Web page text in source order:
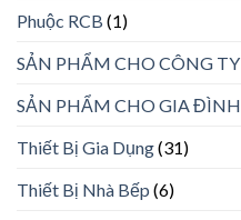
Phuộc RCB (1)
SẢN PHẨM CHO CÔNG TY
SẢN PHẨM CHO GIA ĐÌNH
Thiết Bị Gia Dụng(31)
Thiết Bị Nhà Bếp (6)